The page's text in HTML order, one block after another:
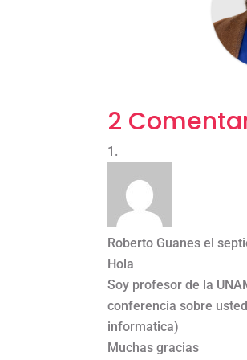
2
Roberto Guanes el
Hola
Soy profesor de la
conferencia sobre
informatica)
Muchas gracias